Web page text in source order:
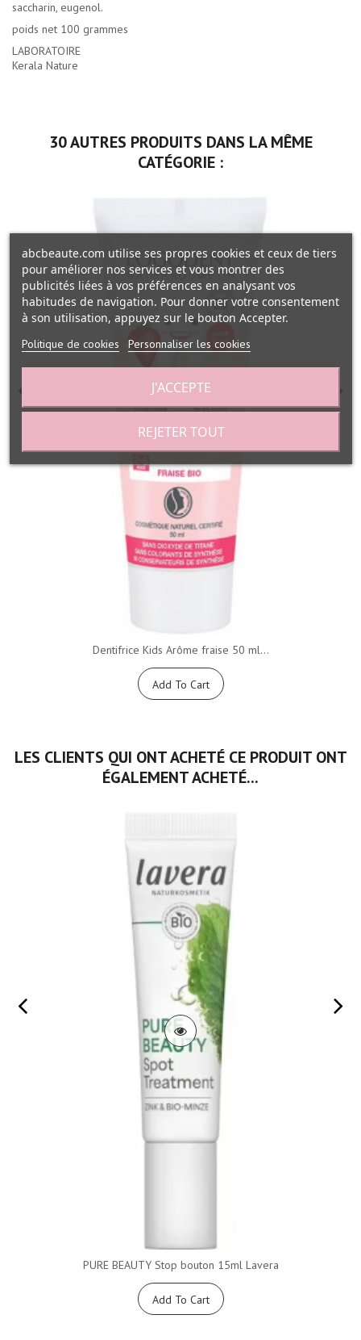
saccharin, eugenol.
poids net 100 grammes
LABORATOIRE
Kerala Nature
30 AUTRES PRODUITS DANS LA MÊME
CATÉGORIE :
Dentifrice Kids Arôme fraise 50 ml...
Add To Cart
LES CLIENTS QUI ONT ACHETÉ CE PRODUIT ONT
ÉGALEMENT ACHETÉ...
PURE BEAUTY Stop bouton 15ml Lavera
Add To Cart
abcbeaute.com utilise ses propres cookies et ceux de tiers
pour améliorer nos services et vous montrer des
publicités liées à vos préférences en analysant vos
habitudes de navigation. Pour donner votre consentement
à son utilisation, appuyez sur le bouton Accepter.
Politique de cookies Personnaliser les cookies
REJETER TOUT
J'ACCEPTE